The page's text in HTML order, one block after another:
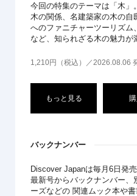
今回の特集のテーマは「木」
木の関係、名建築家の木の
へのファニチャーツーリズ
など、知られざる木の魅力が
1,210円（税込）／2026.08.06
もっと見る 購
バックナンバー
Discover Japanは毎月6日発
最新号からバックナンバー、
ーズなどの 関連ムック本や